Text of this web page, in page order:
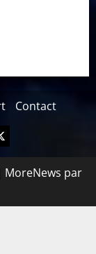
Contact
MoreNews par